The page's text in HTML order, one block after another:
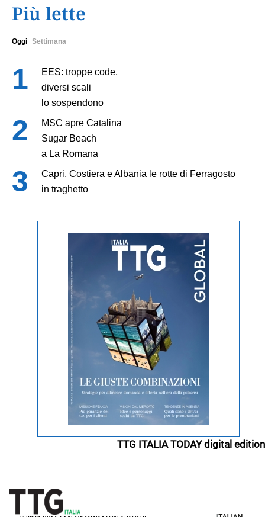
Più lette
Oggi Settimana
EES: troppe code,
diversi scali
lo sospendono
MSC apre Catalina
Sugar Beach
a La Romana
Capri, Costiera e Albania le rotte di Ferragosto
in traghetto
TTG ITALIA TODAY digital edition